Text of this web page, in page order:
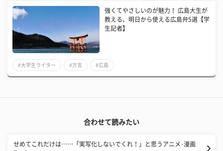
強くてやさしいのが魅力！ 広島大生が
教える、明日から使える広島弁5選【学
生記者】
#大学生ライター #方言 #広島
合わせて読みたい
せめてこれだけは……「実写化しないでくれ！」と思うアニメ･漫画